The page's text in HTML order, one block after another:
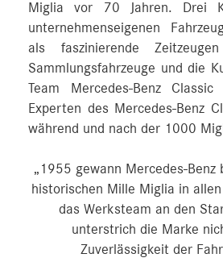
Miglia vor 70 Jahren. Drei
unternehmenseigenen
als faszinierende
Sammlungsfahrzeuge und die
Team Mercedes-Benz
Experten des Mercedes-Benz
während und nach der 1000
„1955 gewann Mercedes-Benz
historischen Mille Miglia in
das Werksteam an den
unterstrich die Marke
Zuverlässigkeit der